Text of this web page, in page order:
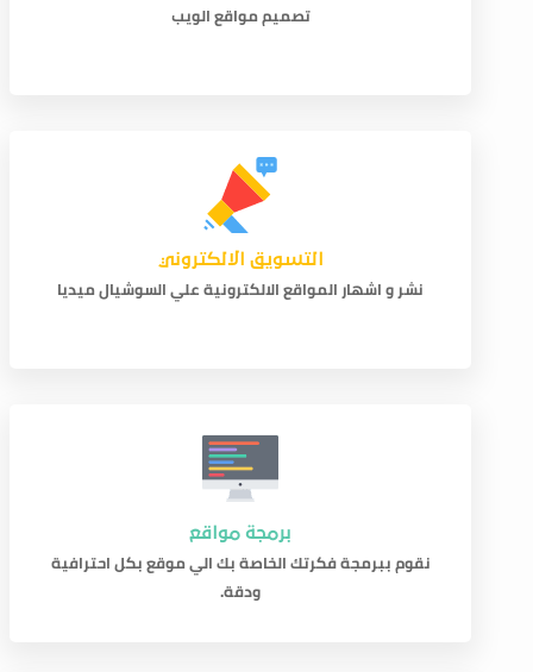
تصميم مواقع الويب
التسويق الالكتروني
نشر و اشهار المواقع الالكترونية علي السوشيال ميديا
برمجة مواقع
نقوم ببرمجة فكرتك الخاصة بك الي موقع بكل احترافية
ودقة.